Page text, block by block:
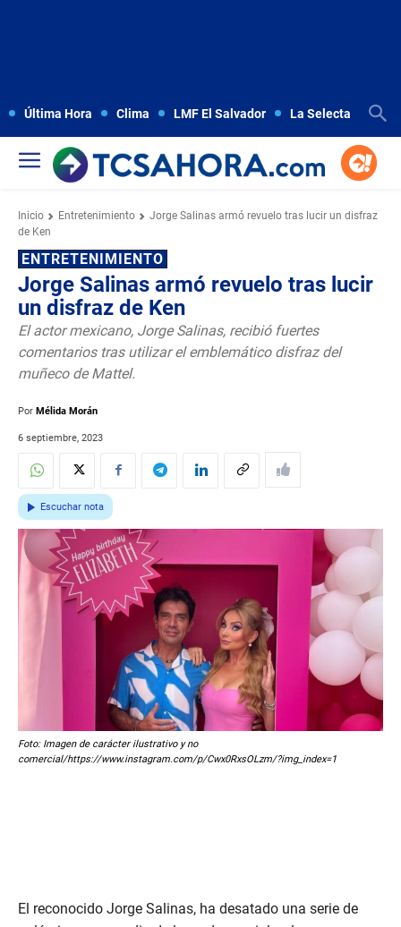
Última Hora Clima LMF El Salvador La Selecta
Inicio Entretenimiento
Jorge Salinas armó revuelo tras lucir un disfraz
de Ken
ENTRETENIMIENTO
Jorge Salinas armó revuelo tras lucir
un disfraz de Ken
El actor mexicano, Jorge Salinas, recibió fuertes
comentarios tras utilizar el emblemático disfraz del
muñeco de Mattel.
Por Mélida Morán
6 septiembre, 2023
Escuchar nota
Foto: Imagen de carácter ilustrativo y no
comercial/https://www.instagram.com/p/Cwx0RxsOLzm/?img_index=1
El reconocido Jorge Salinas, ha desatado una serie de